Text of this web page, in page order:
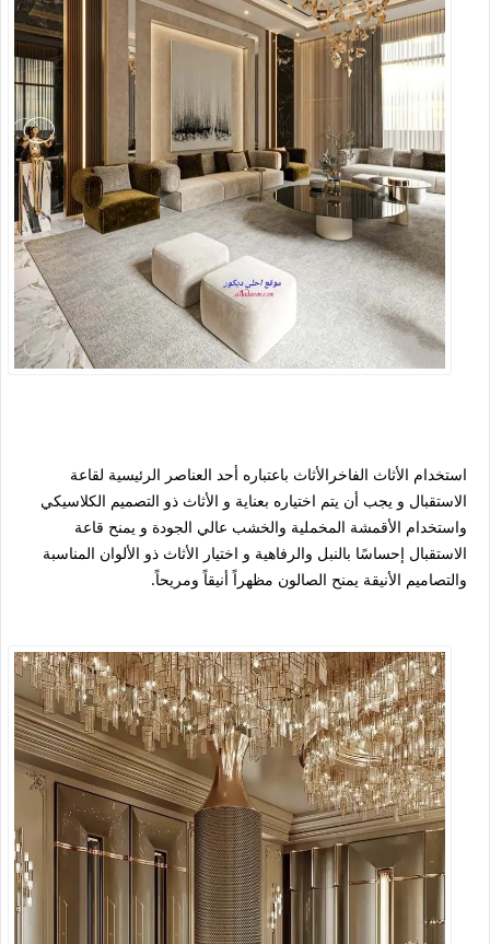
استخدام الأثاث الفاخرالأثاث باعتباره أحد العناصر الرئيسية لقاعة
الاستقبال و يجب أن يتم اختياره بعناية و الأثاث ذو التصميم الكلاسيكي
واستخدام الأقمشة المخملية والخشب عالي الجودة و يمنح قاعة
الاستقبال إحساسًا بالنبل والرفاهية و اختيار الأثاث ذو الألوان المناسبة
والتصاميم الأنيقة يمنح الصالون مظهراً أنيقاً ومريحاً.